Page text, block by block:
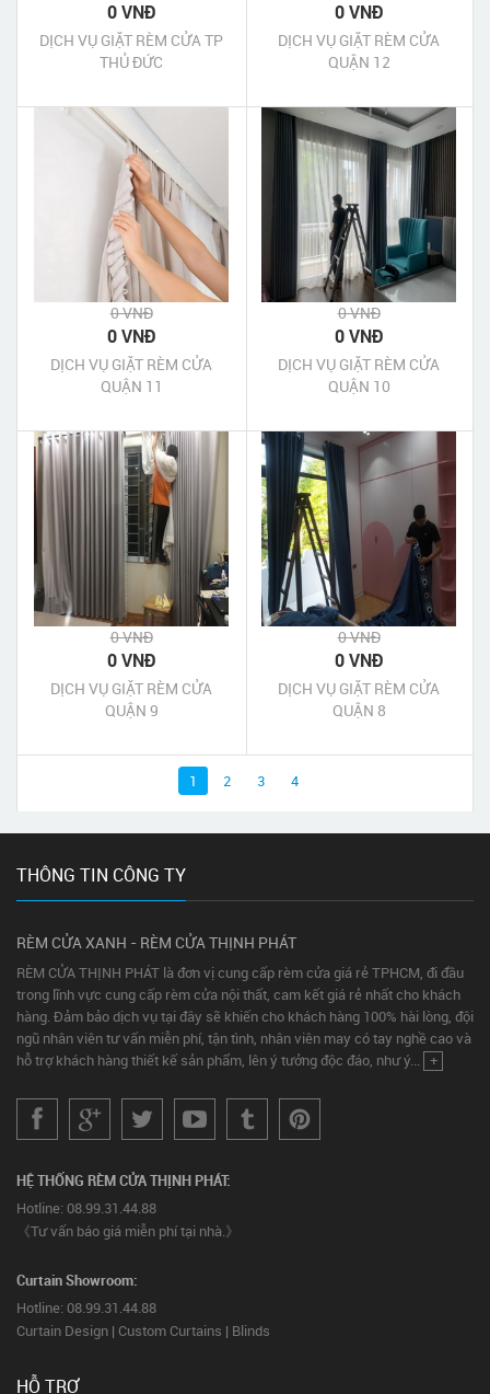
0 VNĐ
DỊCH VỤ GIẶT RÈM CỬA TP
THỦ ĐỨC
0 VNĐ
DỊCH VỤ GIẶT RÈM CỬA
QUẬN 12
0 VNĐ
0 VNĐ
DỊCH VỤ GIẶT RÈM CỬA
QUẬN 11
0 VNĐ
0 VNĐ
DỊCH VỤ GIẶT RÈM CỬA
QUẬN 10
0 VNĐ
0 VNĐ
DỊCH VỤ GIẶT RÈM CỬA
QUẬN 9
0 VNĐ
0 VNĐ
DỊCH VỤ GIẶT RÈM CỬA
QUẬN 8
1 2 3 4
THÔNG TIN CÔNG TY
RÈM CỬA XANH - RÈM CỬA THỊNH PHÁT
RÈM CỬA THỊNH PHÁT là đơn vị cung cấp rèm cửa giá rẻ TPHCM, đi đầu
trong lĩnh vực cung cấp rèm cửa nội thất, cam kết giá rẻ nhất cho khách
hàng. Đảm bảo dịch vụ tại đây sẽ khiến cho khách hàng 100% hài lòng, đội
ngũ nhân viên tư vấn miễn phí, tận tình, nhân viên may có tay nghề cao và
hỗ trợ khách hàng thiết kế sản phẩm, lên ý tưởng độc đáo, như ý... +
HỆ THỐNG RÈM CỬA THỊNH PHÁT:
Hotline: 08.99.31.44.88
《Tư vấn báo giá miễn phí tại nhà.》
Curtain Showroom:
Hotline: 08.99.31.44.88
Curtain Design | Custom Curtains | Blinds
HỖ TRỢ